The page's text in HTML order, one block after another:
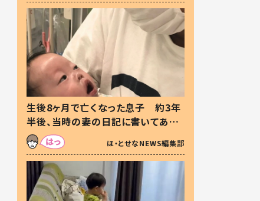
生後8ヶ月で亡くなった息子 約3年
半後、当時の妻の日記に書いてあっ
た本音とは
ほ・とせなNEWS編集部